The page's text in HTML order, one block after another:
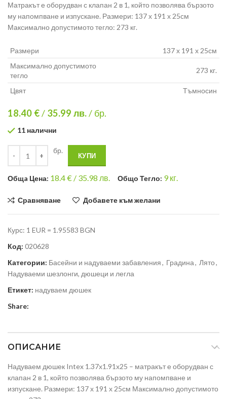
Матракът е оборудван с клапан 2 в 1, който позволява бързото
му напомпване и изпускане. Размери: 137 х 191 х 25см
Максимално допустимото тегло: 273 кг.
Размери
137 х 191 х 25см
Максимално допустимото
тегло
273 кг.
Цвят Тъмносин
18.40 €/ 35.99 лв./ бр.
11 налични
бр.
КУПИ
Общa Цена: 18.4€ / 35.98 лв. Общо Тегло: 9кг.
Сравняване Добавете към желани
Курс: 1 EUR = 1.95583 BGN
Код: 020628
Категории: Басейни и надуваеми забавления, Градина, Лято,
Надуваеми шезлонги, дюшеци и легла
Етикет: надуваем дюшек
Share:
ОПИСАНИЕ
Надуваем дюшек Intex 1.37х1.91х25 – матракът е оборудван с
клапан 2 в 1, който позволява бързото му напомпване и
изпускане. Размери: 137 х 191 х 25см Максимално допустимото